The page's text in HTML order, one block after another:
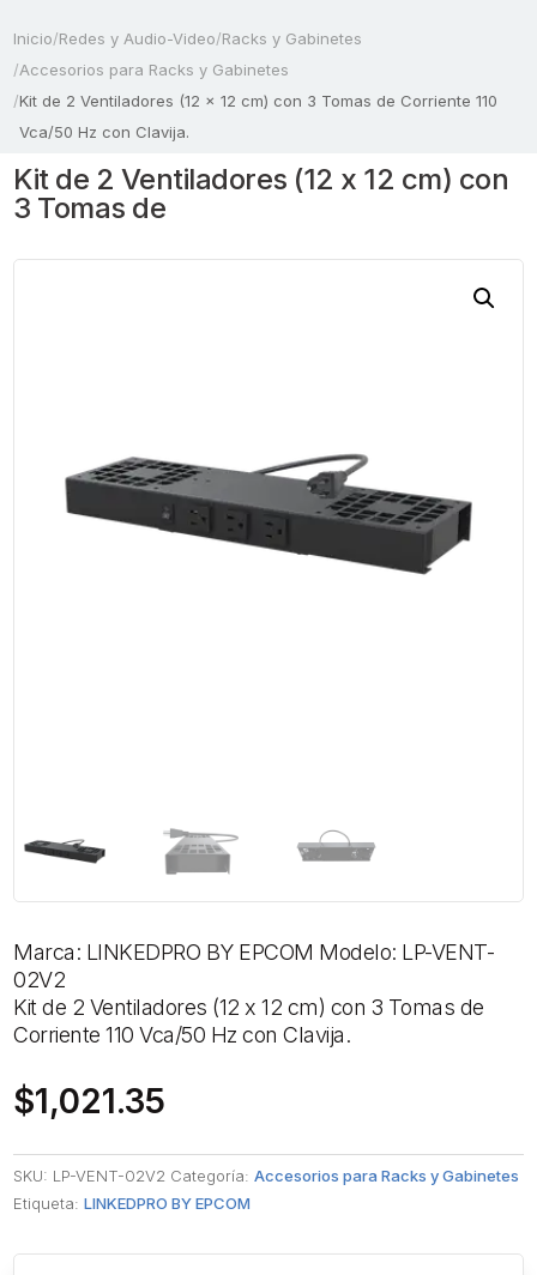
Inicio/Redes y Audio-Video/Racks y Gabinetes
/Accesorios para Racks y Gabinetes
/Kit de 2 Ventiladores (12 x 12 cm) con 3 Tomas de Corriente 110
Vca/50 Hz con Clavija.
Kit de 2 Ventiladores (12 x 12 cm) con
3 Tomas de
Marca: LINKEDPRO BY EPCOM Modelo: LP-VENT-
02V2
Kit de 2 Ventiladores (12 x 12 cm) con 3 Tomas de
Corriente 110 Vca/50 Hz con Clavija.
$1,021.35
SKU: LP-VENT-02V2 Categoría:Accesorios para Racks y Gabinetes
Etiqueta:LINKEDPRO BY EPCOM